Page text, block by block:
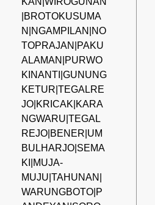
|BROTOKUSUMA
N|NGAMPILAN|NO
TOPRAJAN|PAKU
ALAMAN|PURWO
KINANTI|GUNUNG
KETUR|TEGALRE
JO|KRICAK|KARA
NGWARU|TEGAL
REJO|BENER|UM
BULHARJO|SEMA
KI|MUJA-
MUJU|TAHUNAN|
WARUNGBOTO|P